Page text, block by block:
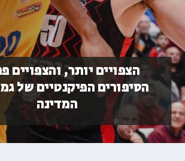
הצפויים יותר, והצפויים
הסיפורים הפיקנטיים של
המדינה